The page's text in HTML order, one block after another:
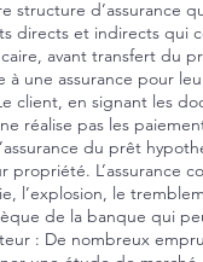
structure d’assurance
directs et indirects qui
avant transfert du
à une assurance pour
client, en signant les
ne réalise pas les
du prêt
propriété. L’assurance
l’explosion, le
de la banque qui
: De nombreux